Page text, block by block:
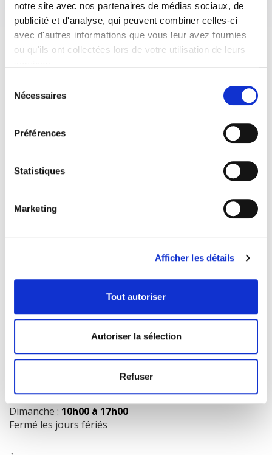
notre site avec nos partenaires de médias sociaux, de
publicité et d'analyse, qui peuvent combiner celles-ci
avec d'autres informations que vous leur avez fournies
ou qu'ils ont collectées lors de votre utilisation de leurs
Nécessaires
Préférences
Statistiques
Marketing
Afficher les détails
Tout autoriser
Autoriser la sélection
Refuser
1073 route de l'Église, Québec, QC G1V 3W2
HEURES D'OUVERTURE
9h00 à 18h00
9h00 à 21h00
Samedi:9h00 à 17h00
Dimanche : 10h00 à 17h00
Fermé les jours fériés